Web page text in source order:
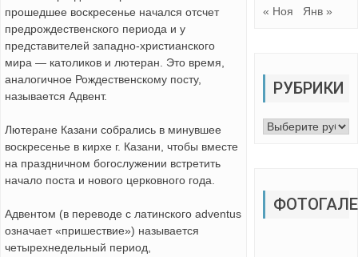
прошедшее воскресенье начался отсчет
предрождественского периода и у
представителей западно-христианского
мира — католиков и лютеран. Это время,
аналогичное Рождественскому посту,
называется Адвент.
Лютеране Казани собрались в минувшее
воскресенье в кирхе г. Казани, чтобы вместе
на праздничном богослужении встретить
начало поста и нового церковного года.
Адвентом (в переводе с латинского adventus
означает «пришествие») называется
четырехнедельный период,
« Ноя Янв »
РУБРИКИ
Рубрики